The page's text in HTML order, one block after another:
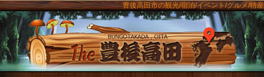
豊後高田市の観光/宿泊/イベント/グルメ/特産
The豊後
メニュー